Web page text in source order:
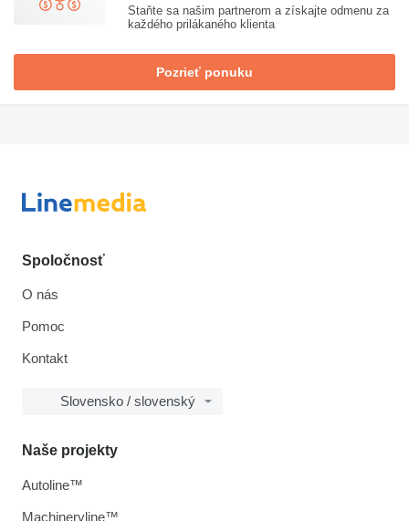
Staňte sa našim partnerom a získajte odmenu za
každého prilákaného klienta
Pozrieť ponuku
Spoločnosť
O nás
Pomoc
Kontakt
Slovensko / slovenský
Naše projekty
Autoline™
Machineryline™